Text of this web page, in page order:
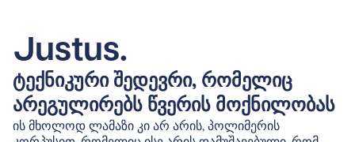
Justus.
ტექნიკური შედევრი, რომელიც
არეგულირებს წვერის მოქნილობას
ის მხოლოდ ლამაზი კი არ არის, პოლიმერის